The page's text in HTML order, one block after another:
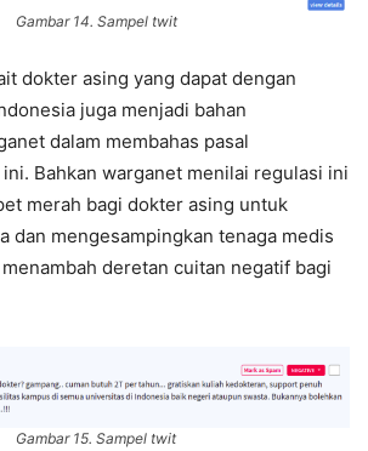
Gambar 14. Sampel twit
dokter asing yang dapat dengan
juga menjadi bahan
dalam membahas pasal
Bahkan warganet menilai regulasi ini
merah bagi dokter asing untuk
dan mengesampingkan tenaga medis
deretan cuitan negatif bagi
Gambar 15. Sampel twit